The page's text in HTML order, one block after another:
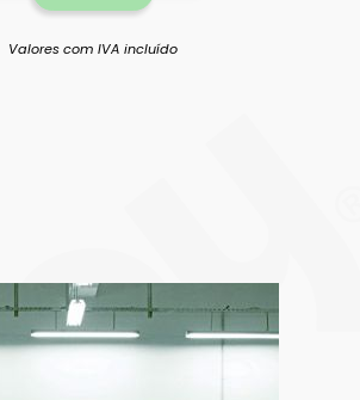
Valores com IVA incluído